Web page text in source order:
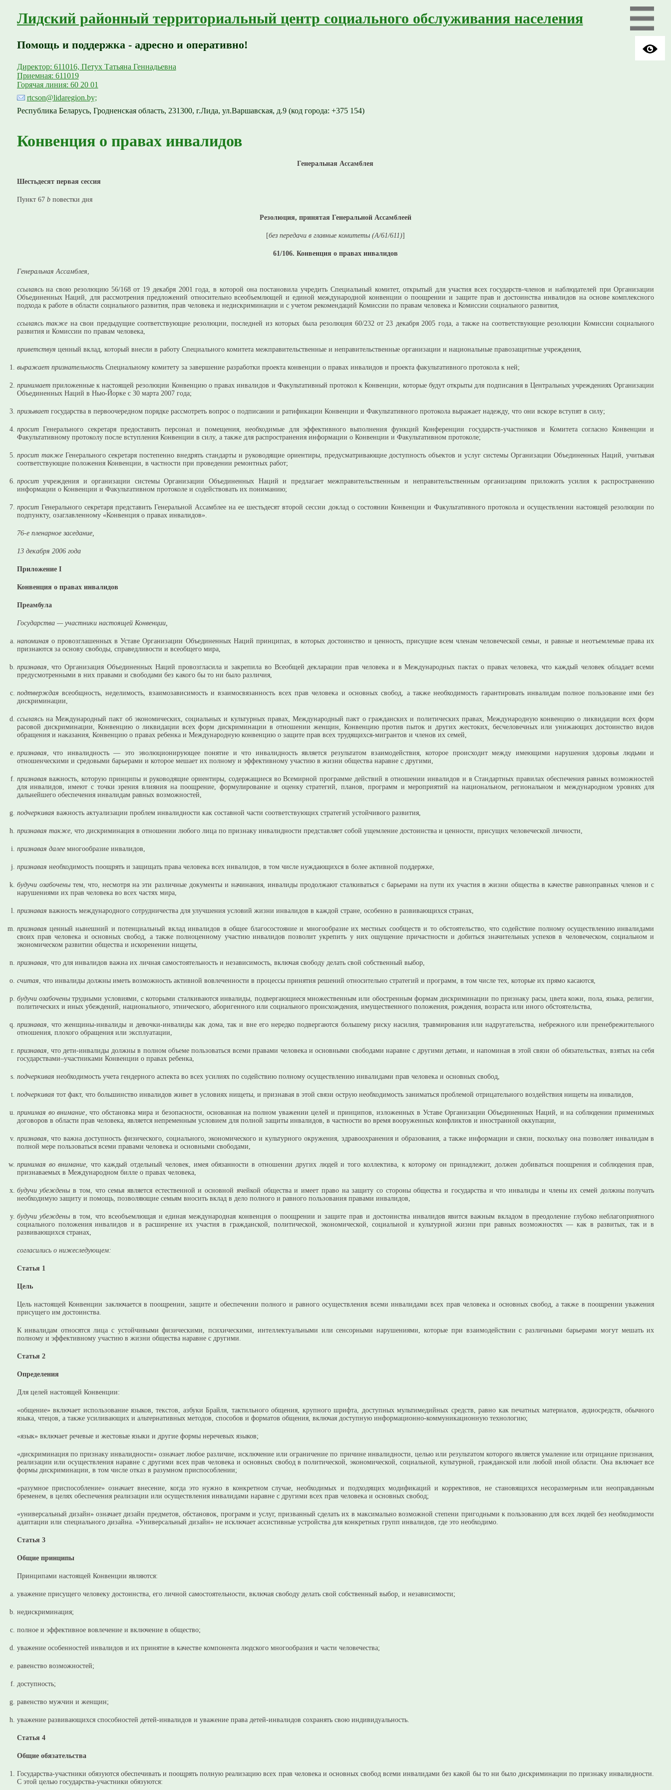
Лидский районный территориальный центр социального обслуживания населения
Помощь и поддержка - адресно и оперативно!
Директор: 611016, Петух Татьяна Геннадьевна
Приемная: 611019
Горячая линия: 60 20 01
rtcson@lidaregion.by;
Республика Беларусь, Гродненская область, 231300, г.Лида, ул.Варшавская, д.9 (код города: +375 154)
Конвенция о правах инвалидов
Генеральная Ассамблея
Шестьдесят первая сессия
Пункт 67 b повестки дня
Резолюция, принятая Генеральной Ассамблеей
[без передачи в главные комитеты (A/61/611)]
61/106. Конвенция о правах инвалидов
Генеральная Ассамблея,
ссылаясь на свою резолюцию 56/168 от 19 декабря 2001 года, в которой она постановила учредить Специальный комитет, открытый для участия всех государств-членов и наблюдателей при Организации
Объединенных Наций, для рассмотрения предложений относительно всеобъемлющей и единой международной конвенции о поощрении и защите прав и достоинства инвалидов на основе комплексного
подхода к работе в области социального развития, прав человека и недискриминации и с учетом рекомендаций Комиссии по правам человека и Комиссии социального развития,
ссылаясь также на свои предыдущие соответствующие резолюции, последней из которых была резолюция 60/232 от 23 декабря 2005 года, а также на соответствующие резолюции Комиссии социального
развития и Комиссии по правам человека,
приветствуя ценный вклад, который внесли в работу Специального комитета межправительственные и неправительственные организации и национальные правозащитные учреждения,
выражает признательность Специальному комитету за завершение разработки проекта конвенции о правах инвалидов и проекта факультативного протокола к ней;
принимает приложенные к настоящей резолюции Конвенцию о правах инвалидов и Факультативный протокол к Конвенции, которые будут открыты для подписания в Центральных учреждениях Организации
Объединенных Наций в Нью-Йорке с 30 марта 2007 года;
призывает государства в первоочередном порядке рассмотреть вопрос о подписании и ратификации Конвенции и Факультативного протокола выражает надежду, что они вскоре вступят в силу;
просит Генерального секретаря предоставить персонал и помещения, необходимые для эффективного выполнения функций Конференции государств-участников и Комитета согласно Конвенции и
Факультативному протоколу после вступления Конвенции в силу, а также для распространения информации о Конвенции и Факультативном протоколе;
просит также Генерального секретаря постепенно внедрять стандарты и руководящие ориентиры, предусматривающие доступность объектов и услуг системы Организации Объединенных Наций, учитывая
соответствующие положения Конвенции, в частности при проведении ремонтных работ;
просит учреждения и организации системы Организации Объединенных Наций и предлагает межправительственным и неправительственным организациям приложить усилия к распространению
информации о Конвенции и Факультативном протоколе и содействовать их пониманию;
просит Генерального секретаря представить Генеральной Ассамблее на ее шестьдесят второй сессии доклад о состоянии Конвенции и Факультативного протокола и осуществлении настоящей резолюции по
подпункту, озаглавленному «Конвенция о правах инвалидов».
76-e пленарное заседание,
13 декабря 2006 года
Приложение I
Конвенция о правах инвалидов
Преамбула
Государства — участники настоящей Конвенции,
напоминая о провозглашенных в Уставе Организации Объединенных Наций принципах, в которых достоинство и ценность, присущие всем членам человеческой семьи, и равные и неотъемлемые права их
признаются за основу свободы, справедливости и всеобщего мира,
признавая, что Организация Объединенных Наций провозгласила и закрепила во Всеобщей декларации прав человека и в Международных пактах о правах человека, что каждый человек обладает всеми
предусмотренными в них правами и свободами без какого бы то ни было различия,
подтверждая всеобщность, неделимость, взаимозависимость и взаимосвязанность всех прав человека и основных свобод, а также необходимость гарантировать инвалидам полное пользование ими без
дискриминации,
ссылаясь на Международный пакт об экономических, социальных и культурных правах, Международный пакт о гражданских и политических правах, Международную конвенцию о ликвидации всех форм
расовой дискриминации, Конвенцию о ликвидации всех форм дискриминации в отношении женщин, Конвенцию против пыток и других жестоких, бесчеловечных или унижающих достоинство видов
обращения и наказания, Конвенцию о правах ребенка и Международную конвенцию о защите прав всех трудящихся-мигрантов и членов их семей,
признавая, что инвалидность — это эволюционирующее понятие и что инвалидность является результатом взаимодействия, которое происходит между имеющими нарушения здоровья людьми и
отношенческими и средовыми барьерами и которое мешает их полному и эффективному участию в жизни общества наравне с другими,
признавая важность, которую принципы и руководящие ориентиры, содержащиеся во Всемирной программе действий в отношении инвалидов и в Стандартных правилах обеспечения равных возможностей
для инвалидов, имеют с точки зрения влияния на поощрение, формулирование и оценку стратегий, планов, программ и мероприятий на национальном, региональном и международном уровнях для
дальнейшего обеспечения инвалидам равных возможностей,
подчеркивая важность актуализации проблем инвалидности как составной части соответствующих стратегий устойчивого развития,
признавая также, что дискриминация в отношении любого лица по признаку инвалидности представляет собой ущемление достоинства и ценности, присущих человеческой личности,
признавая далее многообразие инвалидов,
признавая необходимость поощрять и защищать права человека всех инвалидов, в том числе нуждающихся в более активной поддержке,
будучи озабочены тем, что, несмотря на эти различные документы и начинания, инвалиды продолжают сталкиваться с барьерами на пути их участия в жизни общества в качестве равноправных членов и с
нарушениями их прав человека во всех частях мира,
признавая важность международного сотрудничества для улучшения условий жизни инвалидов в каждой стране, особенно в развивающихся странах,
признавая ценный нынешний и потенциальный вклад инвалидов в общее благосостояние и многообразие их местных сообществ и то обстоятельство, что содействие полному осуществлению инвалидами
своих прав человека и основных свобод, а также полноценному участию инвалидов позволит укрепить у них ощущение причастности и добиться значительных успехов в человеческом, социальном и
экономическом развитии общества и искоренении нищеты,
признавая, что для инвалидов важна их личная самостоятельность и независимость, включая свободу делать свой собственный выбор,
считая, что инвалиды должны иметь возможность активной вовлеченности в процессы принятия решений относительно стратегий и программ, в том числе тех, которые их прямо касаются,
будучи озабочены трудными условиями, с которыми сталкиваются инвалиды, подвергающиеся множественным или обостренным формам дискриминации по признаку расы, цвета кожи, пола, языка, религии,
политических и иных убеждений, национального, этнического, аборигенного или социального происхождения, имущественного положения, рождения, возраста или иного обстоятельства,
признавая, что женщины-инвалиды и девочки-инвалиды как дома, так и вне его нередко подвергаются большему риску насилия, травмирования или надругательства, небрежного или пренебрежительного
отношения, плохого обращения или эксплуатации,
признавая, что дети-инвалиды должны в полном объеме пользоваться всеми правами человека и основными свободами наравне с другими детьми, и напоминая в этой связи об обязательствах, взятых на себя
государствами–участниками Конвенции о правах ребенка,
подчеркивая необходимость учета гендерного аспекта во всех усилиях по содействию полному осуществлению инвалидами прав человека и основных свобод,
подчеркивая тот факт, что большинство инвалидов живет в условиях нищеты, и признавая в этой связи острую необходимость заниматься проблемой отрицательного воздействия нищеты на инвалидов,
принимая во внимание, что обстановка мира и безопасности, основанная на полном уважении целей и принципов, изложенных в Уставе Организации Объединенных Наций, и на соблюдении применимых
договоров в области прав человека, является непременным условием для полной защиты инвалидов, в частности во время вооруженных конфликтов и иностранной оккупации,
признавая, что важна доступность физического, социального, экономического и культурного окружения, здравоохранения и образования, а также информации и связи, поскольку она позволяет инвалидам в
полной мере пользоваться всеми правами человека и основными свободами,
принимая во внимание, что каждый отдельный человек, имея обязанности в отношении других людей и того коллектива, к которому он принадлежит, должен добиваться поощрения и соблюдения прав,
признаваемых в Международном билле о правах человека,
будучи убеждены в том, что семья является естественной и основной ячейкой общества и имеет право на защиту со стороны общества и государства и что инвалиды и члены их семей должны получать
необходимую защиту и помощь, позволяющие семьям вносить вклад в дело полного и равного пользования правами инвалидов,
будучи убеждены в том, что всеобъемлющая и единая международная конвенция о поощрении и защите прав и достоинства инвалидов явится важным вкладом в преодоление глубоко неблагоприятного
социального положения инвалидов и в расширение их участия в гражданской, политической, экономической, социальной и культурной жизни при равных возможностях — как в развитых, так и в
развивающихся странах,
согласились о нижеследующем:
Статья 1
Цель
Цель настоящей Конвенции заключается в поощрении, защите и обеспечении полного и равного осуществления всеми инвалидами всех прав человека и основных свобод, а также в поощрении уважения
присущего им достоинства.
К инвалидам относятся лица с устойчивыми физическими, психическими, интеллектуальными или сенсорными нарушениями, которые при взаимодействии с различными барьерами могут мешать их
полному и эффективному участию в жизни общества наравне с другими.
Статья 2
Определения
Для целей настоящей Конвенции:
«общение» включает использование языков, текстов, азбуки Брайля, тактильного общения, крупного шрифта, доступных мультимедийных средств, равно как печатных материалов, аудиосредств, обычного
языка, чтецов, а также усиливающих и альтернативных методов, способов и форматов общения, включая доступную информационно-коммуникационную технологию;
«язык» включает речевые и жестовые языки и другие формы неречевых языков;
«дискриминация по признаку инвалидности» означает любое различие, исключение или ограничение по причине инвалидности, целью или результатом которого является умаление или отрицание признания,
реализации или осуществления наравне с другими всех прав человека и основных свобод в политической, экономической, социальной, культурной, гражданской или любой иной области. Она включает все
формы дискриминации, в том числе отказ в разумном приспособлении;
«разумное приспособление» означает внесение, когда это нужно в конкретном случае, необходимых и подходящих модификаций и коррективов, не становящихся несоразмерным или неоправданным
бременем, в целях обеспечения реализации или осуществления инвалидами наравне с другими всех прав человека и основных свобод;
«универсальный дизайн» означает дизайн предметов, обстановок, программ и услуг, призванный сделать их в максимально возможной степени пригодными к пользованию для всех людей без необходимости
адаптации или специального дизайна. «Универсальный дизайн» не исключает ассистивные устройства для конкретных групп инвалидов, где это необходимо.
Статья 3
Общие принципы
Принципами настоящей Конвенции являются:
уважение присущего человеку достоинства, его личной самостоятельности, включая свободу делать свой собственный выбор, и независимости;
недискриминация;
полное и эффективное вовлечение и включение в общество;
уважение особенностей инвалидов и их принятие в качестве компонента людского многообразия и части человечества;
равенство возможностей;
доступность;
равенство мужчин и женщин;
уважение развивающихся способностей детей-инвалидов и уважение права детей-инвалидов сохранять свою индивидуальность.
Статья 4
Общие обязательства
Государства-участники обязуются обеспечивать и поощрять полную реализацию всех прав человека и основных свобод всеми инвалидами без какой бы то ни было дискриминации по признаку инвалидности.
С этой целью государства-участники обязуются: